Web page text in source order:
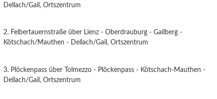
Dellach/Gail, Ortszentrum
2. Felbertauernstraße über Lienz - Oberdrauburg - Gailberg -
Kötschach/Mauthen - Dellach/Gail, Ortszentrum
3. Plöckenpass über Tolmezzo - Plöckenpass - Kötschach-Mauthen -
Dellach/Gail, Ortszentrum